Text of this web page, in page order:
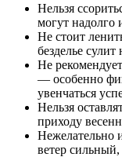
Нельзя
могут надолго
Не стоит
безделье
Не
— особенно
увенчаться
Нельзя
приходу
Нежелательно
ветер